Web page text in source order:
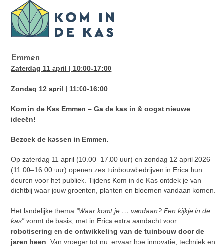
content
Open
mobile
menu
Close
mobile
menu
Emmen
Zaterdag 11 april | 10:00-17:00
Zondag 12 april | 11:00-16:00
Kom in de Kas Emmen – Ga de kas in & oogst nieuwe
ideeën!
Bezoek de kassen in Emmen.
Op zaterdag 11 april (10.00–17.00 uur) en zondag 12 april 2026
(11.00–16.00 uur) openen zes tuinbouwbedrijven in Erica hun
deuren voor het publiek. Tijdens Kom in de Kas ontdek je van
dichtbij waar jouw groenten, planten en bloemen vandaan komen.
Het landelijke thema “Waar komt je … vandaan? Een kijkje in de
kas” vormt de basis, met in Erica extra aandacht voor
robotisering en de ontwikkeling van de tuinbouw door de
jaren heen . Van vroeger tot nu: ervaar hoe innovatie, techniek en